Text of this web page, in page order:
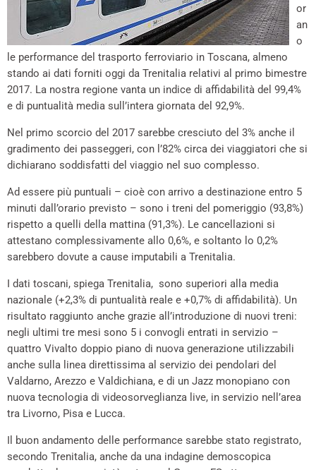
or
an
o
le performance del trasporto ferroviario in Toscana, almeno
stando ai dati forniti oggi da Trenitalia relativi al primo bimestre
2017. La nostra regione vanta un indice di affidabilità del 99,4%
e di puntualità media sull’intera giornata del 92,9%.
Nel primo scorcio del 2017 sarebbe cresciuto del 3% anche il
gradimento dei passeggeri, con l’82% circa dei viaggiatori che si
dichiarano soddisfatti del viaggio nel suo complesso.
Ad essere più puntuali – cioè con arrivo a destinazione entro 5
minuti dall’orario previsto – sono i treni del pomeriggio (93,8%)
rispetto a quelli della mattina (91,3%). Le cancellazioni si
attestano complessivamente allo 0,6%, e soltanto lo 0,2%
sarebbero dovute a cause imputabili a Trenitalia.
I dati toscani, spiega Trenitalia, sono superiori alla media
nazionale (+2,3% di puntualità reale e +0,7% di affidabilità). Un
risultato raggiunto anche grazie all’introduzione di nuovi treni:
negli ultimi tre mesi sono 5 i convogli entrati in servizio –
quattro Vivalto doppio piano di nuova generazione utilizzabili
anche sulla linea direttissima al servizio dei pendolari del
Valdarno, Arezzo e Valdichiana, e di un Jazz monopiano con
nuova tecnologia di videosorveglianza live, in servizio nell’area
tra Livorno, Pisa e Lucca.
Il buon andamento delle performance sarebbe stato registrato,
secondo Trenitalia, anche da una indagine demoscopica